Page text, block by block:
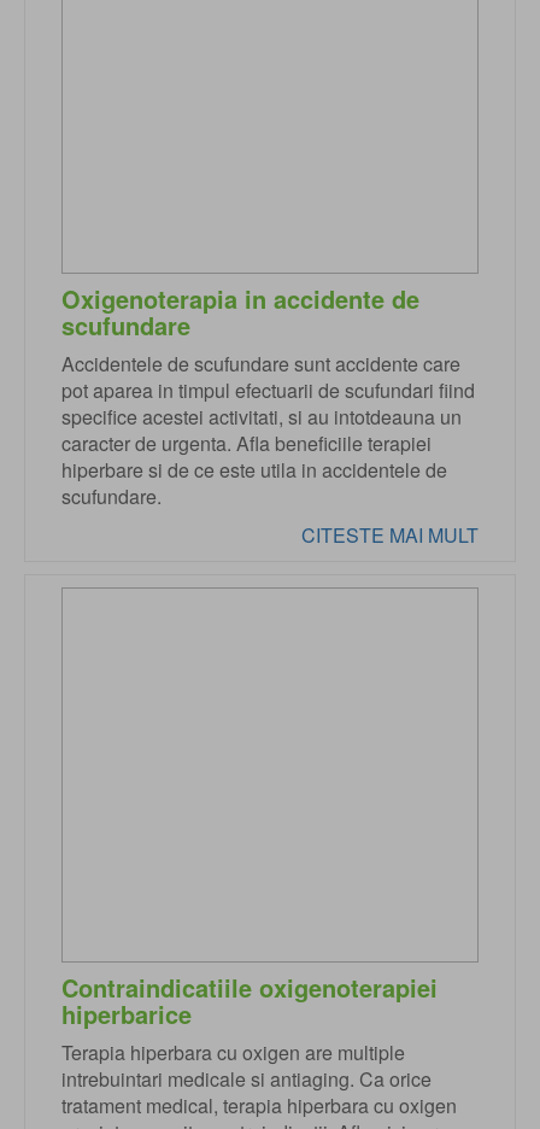
Oxigenoterapia in accidente de
scufundare
Accidentele de scufundare sunt accidente care
pot aparea in timpul efectuarii de scufundari fiind
specifice acestei activitati, si au intotdeauna un
caracter de urgenta. Afla beneficiile terapiei
hiperbare si de ce este utila in accidentele de
scufundare.
CITESTE MAI MULT
Contraindicatiile oxigenoterapiei
hiperbarice
Terapia hiperbara cu oxigen are multiple
intrebuintari medicale si antiaging. Ca orice
tratament medical, terapia hiperbara cu oxigen